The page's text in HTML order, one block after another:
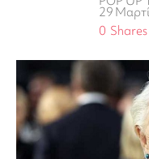
29
Shares
0